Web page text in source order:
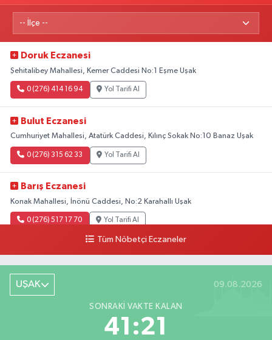
Doruk Eczanesi
Şehitalibey Mahallesi, Kemer Caddesi No:1 Eşme Uşak
0 (276) 414 16 94 Yol Tarifi Al
Bulut Eczanesi
Cumhuriyet Mahallesi, Atatürk Caddesi, Kılınç Sokak No:10 Banaz Uşak
0 (276) 315 62 33 Yol Tarifi Al
Barış Eczanesi
Konak Mahallesi, İnönü Caddesi, No:2 Karahallı Uşak
0 (276) 517 17 70 Yol Tarifi Al
Aşağı Mahallesi, Arıkan Bedük Caddesi, No:75 Ulubey Uşak
0 (276) 716 12 12
Gölbahçe Mahallesi, Gazi Bulvarı No:194 Sivaslı Uşak
Tüm Nöbetçi Eczaneler
UŞAK 09.08.2026
SONRAKI VAKTE KALAN
41:20